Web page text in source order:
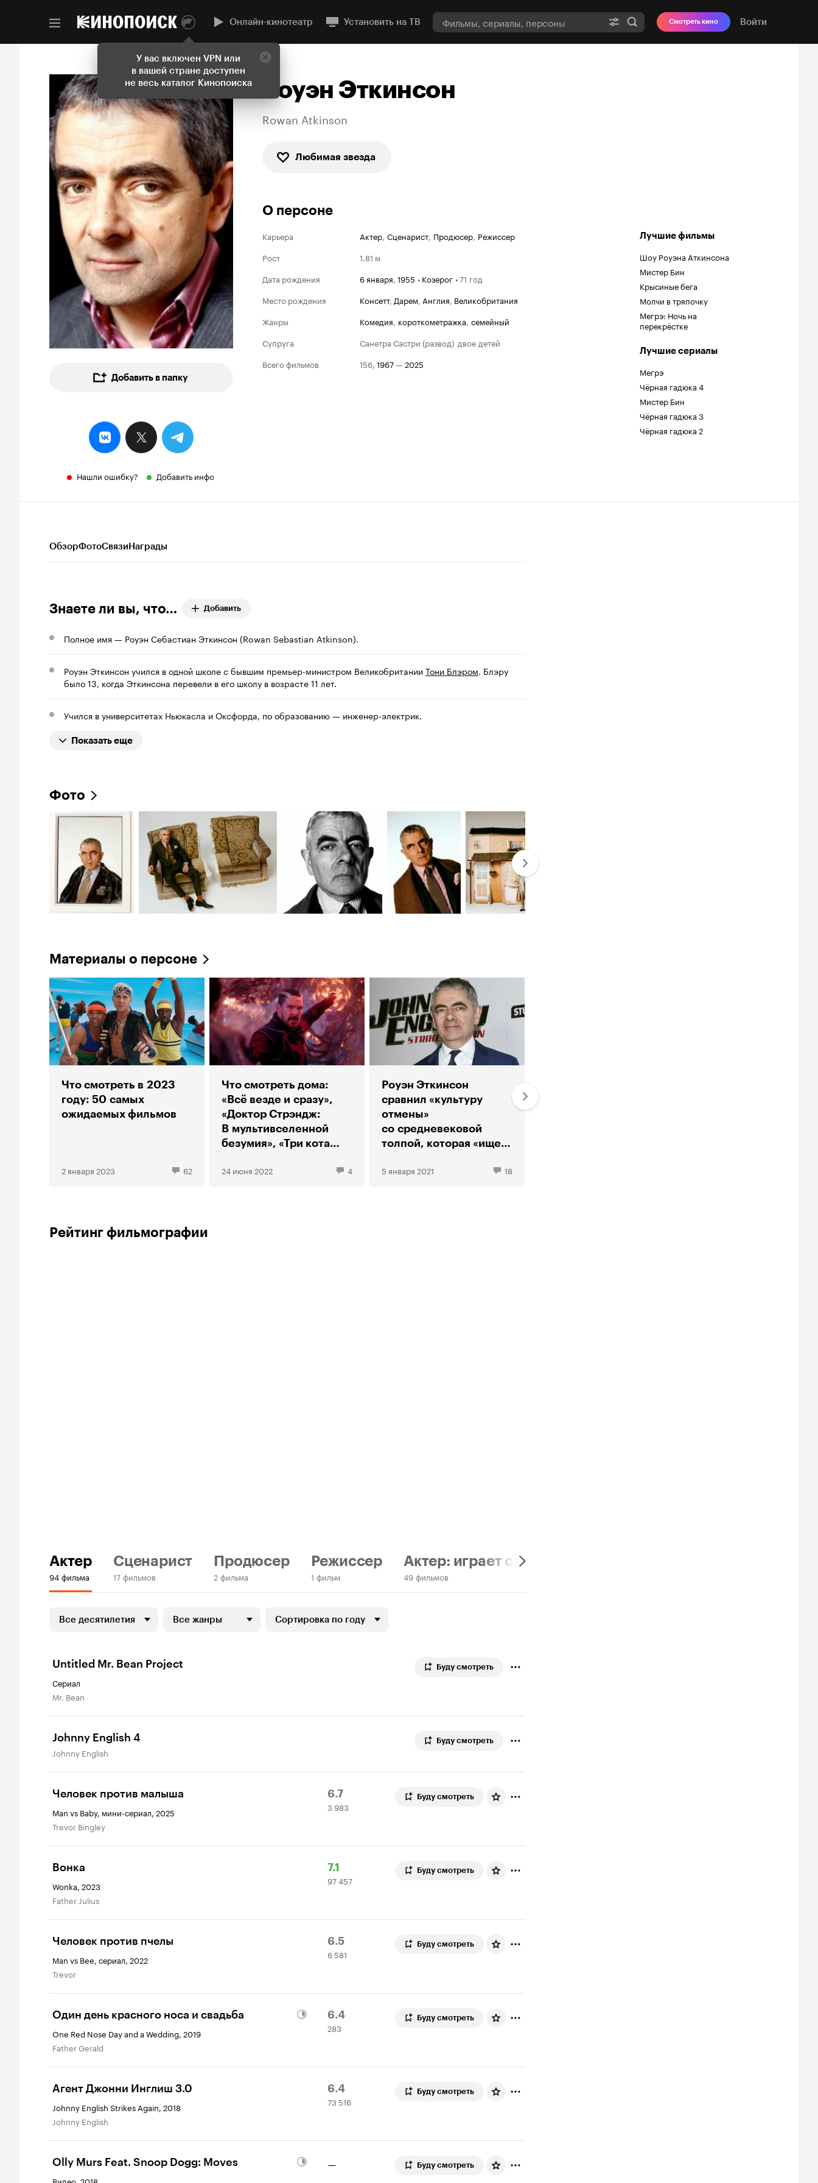
У вас включен VPN или
в вашей стране доступен
не весь каталог Кинопоиска
Онлайн-кинотеатр Установить на ТВ Смотреть кино Войти
Добавить в папку
Нашли ошибку? Добавить инфо
Роуэн Эткинсон
Rowan Atkinson
Любимая звезда
О персоне
Карьера Актер, Сценарист, Продюсер, Режиссер
Рост
1.81 м
Дата рождения
6 января, 1955 • Козерог •71 год
Место рождения
Консетт, Дарем, Англия, Великобритания
Жанры
комедия, короткометражка, семейный
Супруга
Санетра Састри (развод) двое детей
Всего фильмов
156, 1967— 2025
Лучшие фильмы
Шоу Роуэна Аткинсона
Мистер Бин
Крысиные бега
Молчи в тряпочку
Мегрэ: Ночь на
перекрёстке
Лучшие сериалы
Мегрэ
Чёрная гадюка 4
Мистер Бин
Чёрная гадюка 3
Чёрная гадюка 2
ОбзорФотоСвязиНаграды
Знаете ли вы, что… Добавить
Полное имя — Роуэн Себастиан Эткинсон (Rowan Sebastian Atkinson).
Роуэн Эткинсон учился в одной школе с бывшим премьер-министром ВеликобританииТони Блэром. Блэру
было 13, когда Эткинсона перевели в его школу в возрасте 11 лет.
Учился в университетах Ньюкасла и Оксфорда, по образованию — инженер-электрик.
Показать еще
Фото
Материалы о персоне
Что смотреть в 2023
году: 50 самых
ожидаемых фильмов
2 января 2023 62
Что смотреть дома:
«Всё везде и сразу»,
«Доктор Стрэндж:
В мультивселенной
безумия», «Три кота
24 июня 2022 4
Роуэн Эткинсон
сравнил «культуру
отмены»
со средневековой
толпой, которая «ищет,
5 января 2021 18
Рейтинг фильмографии
Актер
94 фильма
Сценарист
17 фильмов
Продюсер
2 фильма
Режиссер
1 фильм
Актер: играет самого себя
49 фильмов
Все десятилетия Все жанры Сортировка по году
Untitled Mr. Bean Project
Сериал
Mr. Bean
Буду смотреть
Johnny English 4
Johnny English
Буду смотреть
Человек против малыша
Man vs Baby, мини-сериал, 2025
Trevor Bingley
Рейтинг
Кинопоиска
6.7
3
983
3 983
Буду смотреть
Вонка
Wonka, 2023
Father Julius
Рейтинг
Кинопоиска
7.1
97
457
97 457
Буду смотреть
Человек против пчелы
Man vs Bee, сериал, 2022
Trevor
Рейтинг
Кинопоиска
6.5
6
581
6 581
Буду смотреть
Один день красного носа и свадьба
One Red Nose Day and a Wedding, 2019
Father Gerald
Рейтинг
Кинопоиска
6.4
283
оценки
283
Буду смотреть
Агент Джонни Инглиш 3.0
Johnny English Strikes Again, 2018
Johnny English
Рейтинг
Кинопоиска
6.4
73
516
73 516
Буду смотреть
Olly Murs Feat. Snoop Dogg: Moves — Буду смотреть